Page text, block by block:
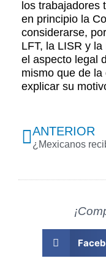
los trabajadores
en principio la
considerarse,
LFT, la LISR y
el aspecto legal
mismo que de
explicar su
Previo
ANTERIOR